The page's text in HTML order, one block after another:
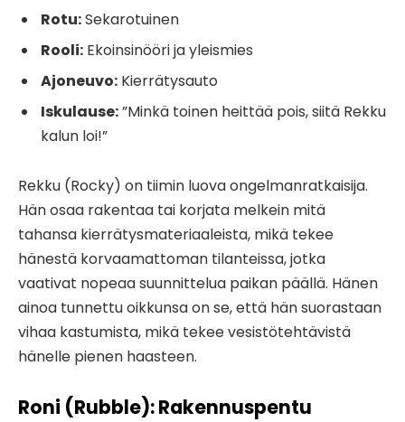
Rotu:Sekarotuinen
Rooli: Ekoinsinööri ja yleismies
Ajoneuvo: Kierrätysauto
Iskulause:”Minkä toinen heittää pois, siitä Rekku
kalun loi!”
Rekku (Rocky) on tiimin luova ongelmanratkaisija.
Hän osaa rakentaa tai korjata melkein mitä
tahansa kierrätysmateriaaleista, mikä tekee
hänestä korvaamattoman tilanteissa, jotka
vaativat nopeaa suunnittelua paikan päällä. Hänen
ainoa tunnettu oikkunsa on se, että hän suorastaan
vihaa kastumista, mikä tekee vesistötehtävistä
hänelle pienen haasteen.
Roni (Rubble): Rakennuspentu